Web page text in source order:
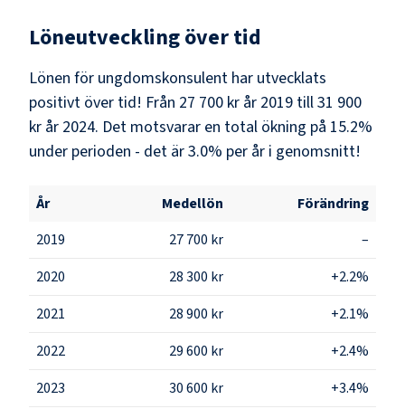
Löneutveckling över tid
Lönen för ungdomskonsulent har utvecklats
positivt över tid! Från 27 700 kr år 2019 till 31 900
kr år 2024. Det motsvarar en total ökning på 15.2%
under perioden - det är 3.0% per år i genomsnitt!
År Medellön
Förändring
2019
27 700 kr
–
2020
28 300 kr
+2.2%
2021
28 900 kr
+2.1%
2022
29 600 kr
+2.4%
2023
30 600 kr
+3.4%